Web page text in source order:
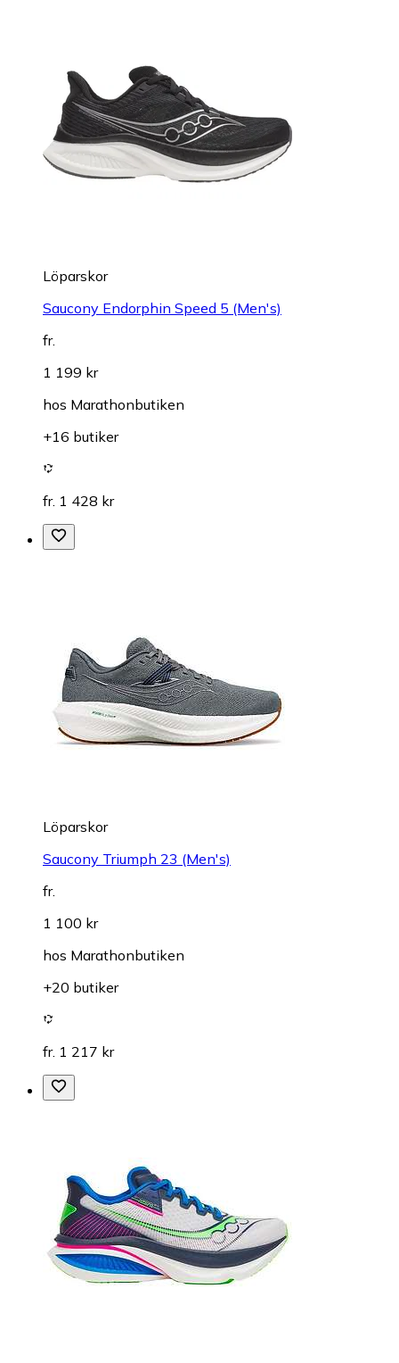
Löparskor
Saucony Endorphin Speed 5 (Men's)
fr.
1 199 kr
hos Marathonbutiken
+16 butiker
fr. 1 428 kr
Löparskor
Saucony Triumph 23 (Men's)
fr.
1 100 kr
hos Marathonbutiken
+20 butiker
fr. 1 217 kr